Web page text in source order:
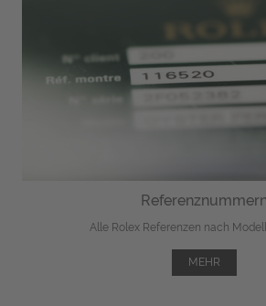
Referenznummern
Alle Rolex Referenzen nach
MEHR